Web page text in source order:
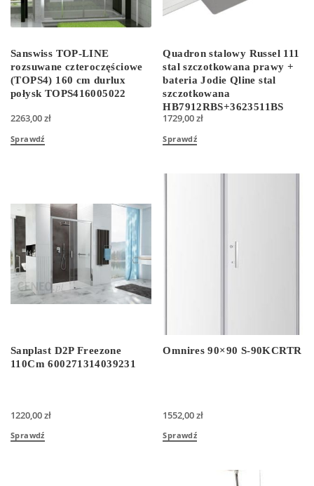
Sanswiss TOP-LINE
rozsuwane czteroczęściowe
(TOPS4) 160 cm durlux
połysk TOPS416005022
2263,00zł
Sprawdź
Quadron stalowy Russel 111
stal szczotkowana prawy +
bateria Jodie Qline stal
szczotkowana
HB7912RBS+3623511BS
1729,00zł
Sprawdź
Sanplast D2P Freezone
110Cm 600271314039231
1220,00zł
Sprawdź
Omnires 90×90 S-90KCRTR
1552,00zł
Sprawdź